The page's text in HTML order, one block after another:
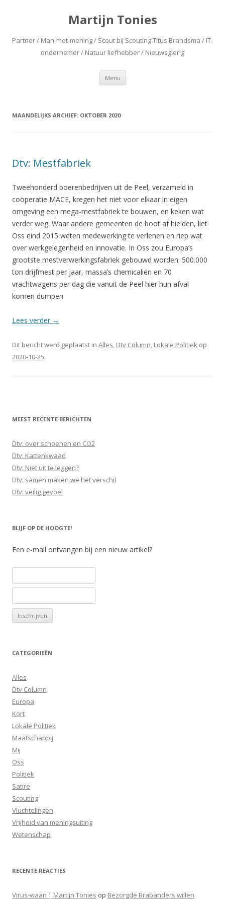
Martijn Tonies
Partner / Man-met-mening / Scout bij Scouting Titus Brandsma / IT-
ondernemer / Natuur liefhebber / Nieuwsgierig
Menu Spring naar de inhoud
MAANDELIJKS ARCHIEF: OKTOBER 2020
Dtv: Mestfabriek
Tweehonderd boerenbedrijven uit de Peel, verzameld in
coöperatie MACE, kregen het niet voor elkaar in eigen
omgeving een mega-mestfabriek te bouwen, en keken wat
verder weg. Waar andere gemeenten de boot af hielden, liet
Oss eind 2015 weten medewerking te verlenen en riep wat
over werkgelegenheid en innovatie. In Oss zou Europa’s
grootste mestverwerkingsfabriek gebouwd worden: 500.000
ton drijfmest per jaar, massa’s chemicaliën en 70
vrachtwagens per dag die vanuit de Peel hier hun afval
komen dumpen.
Lees verder →
Dit bericht werd geplaatst in Alles, Dtv Column, Lokale Politiek op
2020-10-25.
MEEST RECENTE BERICHTEN
Dtv: over schoenen en CO2
Dtv: Kattenkwaad
Dtv: Niet uit te leggen?
Dtv: samen maken we het verschil
Dtv: veilig gevoel
BLIJF OP DE HOOGTE!
Een e-mail ontvangen bij een nieuw artikel?
CATEGORIEËN
Alles
Dtv Column
Europa
Kort
Lokale Politiek
Maatschappij
Mij
Oss
Politiek
Satire
Scouting
Vluchtelingen
Vrijheid van meningsuiting
Wetenschap
RECENTE REACTIES
Virus-waan | Martijn Tonies op Bezorgde Brabanders willen